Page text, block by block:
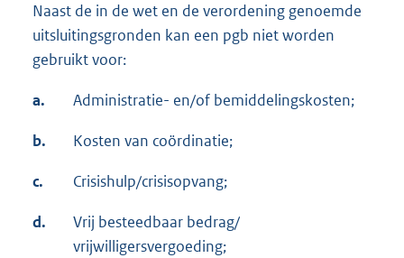
Naast de in de wet en de verordening genoemde
uitsluitingsgronden kan een pgb niet worden
gebruikt voor:
a. Administratie- en/of bemiddelingskosten;
b. Kosten van coördinatie;
c. Crisishulp/crisisopvang;
d.
Vrij besteedbaar bedrag/
vrijwilligersvergoeding;